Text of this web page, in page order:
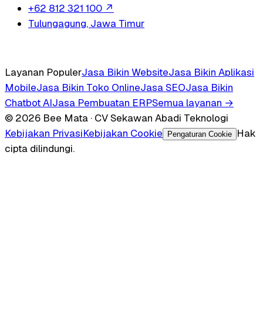
+62 812 321 100 ↗
Tulungagung, Jawa Timur
Layanan PopulerJasa Bikin WebsiteJasa Bikin Aplikasi
MobileJasa Bikin Toko OnlineJasa SEOJasa Bikin
Chatbot AIJasa Pembuatan ERPSemua layanan →
© 2026 Bee Mata · CV Sekawan Abadi Teknologi
Kebijakan PrivasiKebijakan Cookie Pengaturan Cookie
Hak
cipta dilindungi.